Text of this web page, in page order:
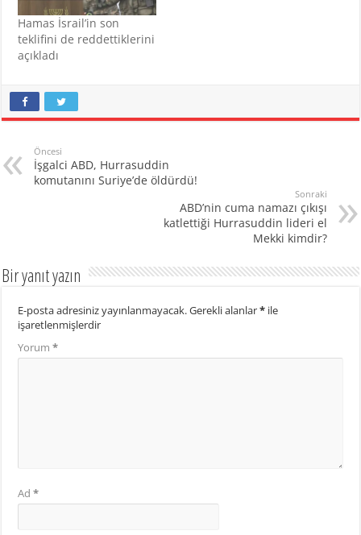
Hamas İsrail’in son
teklifini de reddettiklerini
açıkladı
Öncesi
İşgalci ABD, Hurrasuddin
komutanını Suriye’de öldürdü!
Sonraki
ABD’nin cuma namazı çıkışı
katlettiği Hurrasuddin lideri el
Mekki kimdir?
Bir yanıt yazın
E-posta adresiniz yayınlanmayacak.Gerekli alanlar* ile
işaretlenmişlerdir
Yorum*
Ad*